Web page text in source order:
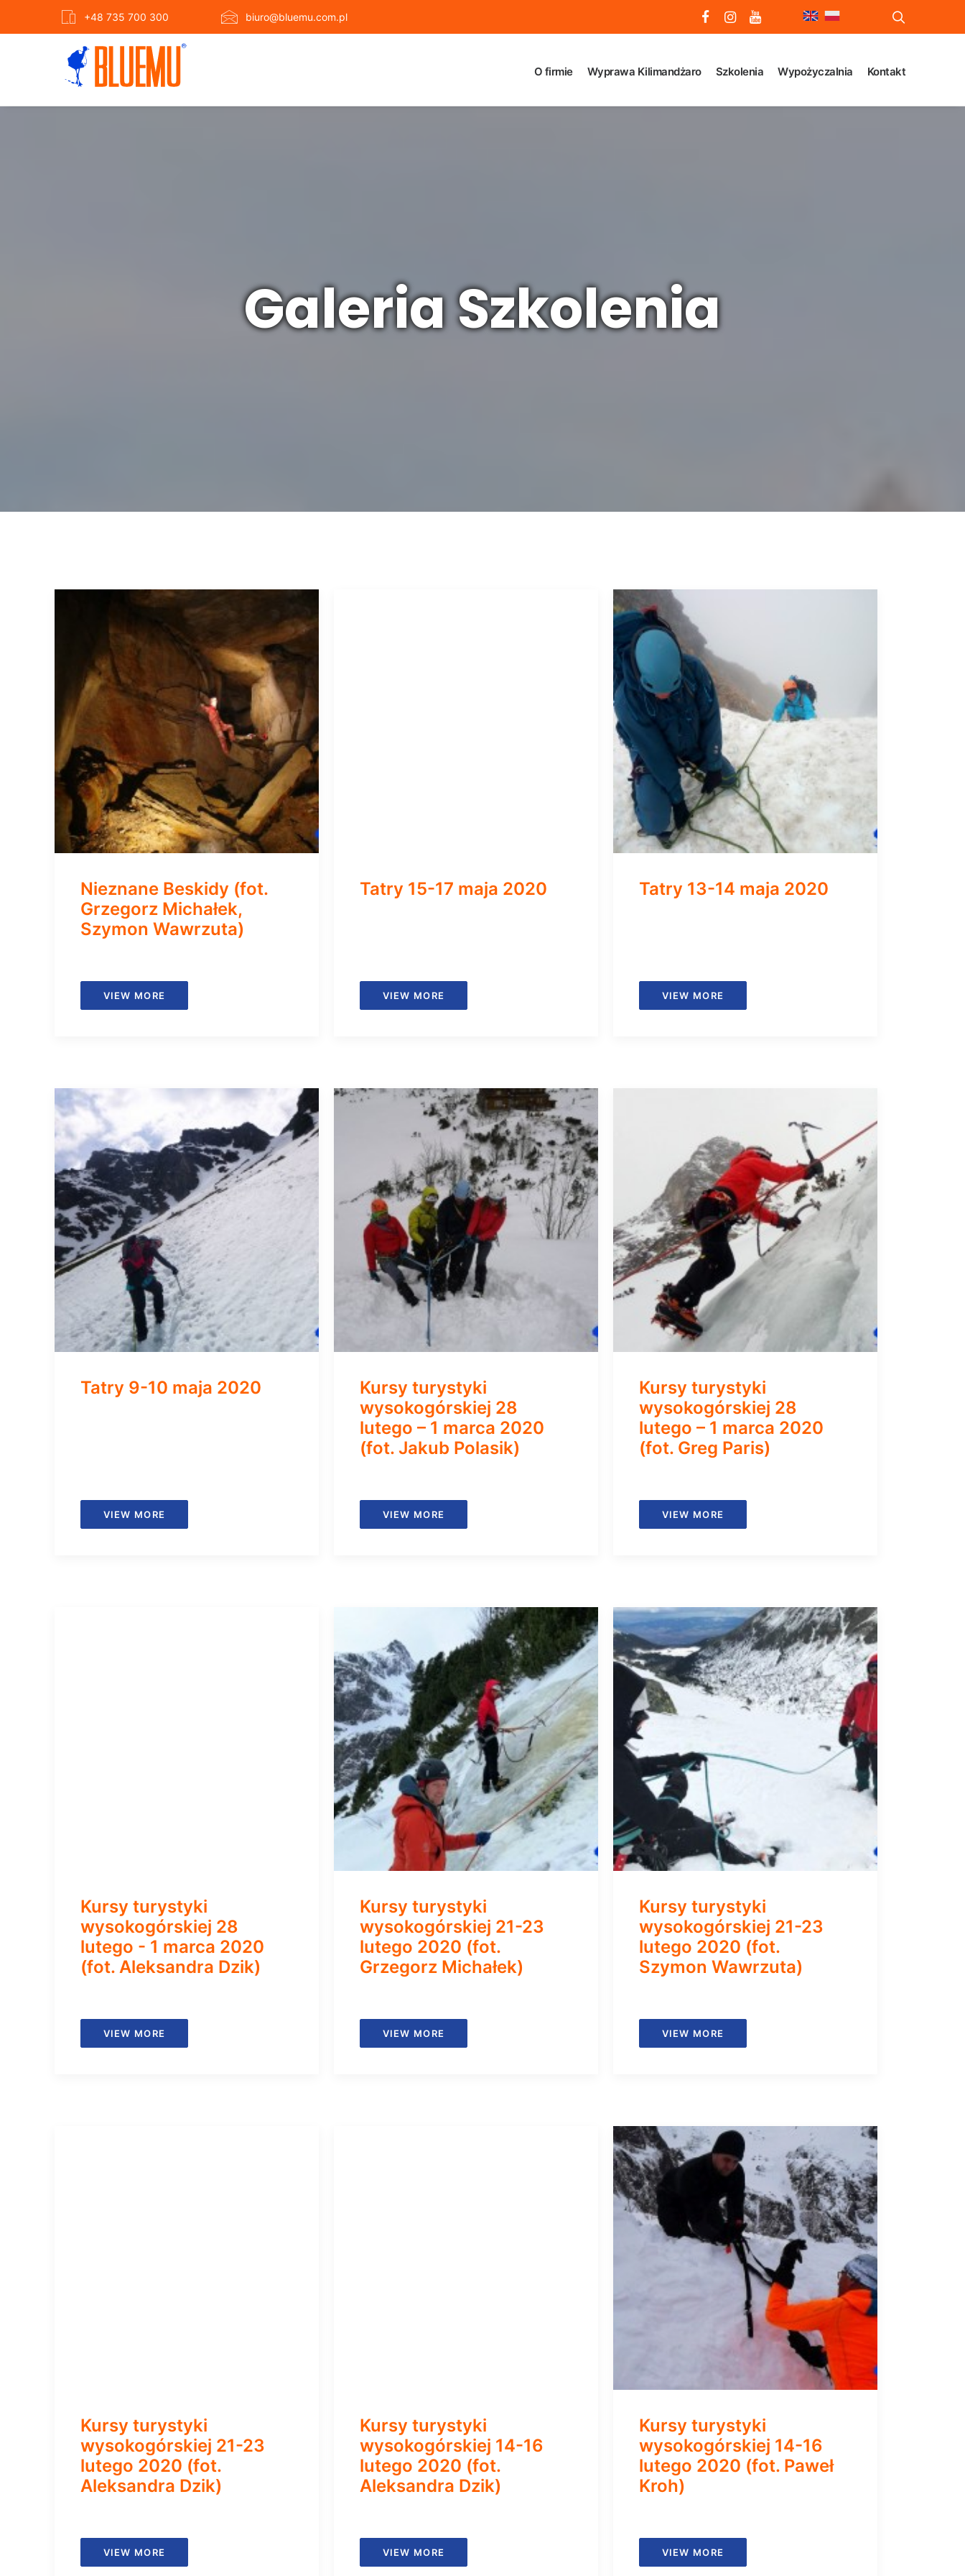
+48 735 700 300 biuro@bluemu.com.pl
O firmie Wyprawa Kilimandżaro Szkolenia Wypożyczalnia Kontakt
Galeria Szkolenia
Nieznane Beskidy (fot.
Grzegorz Michałek,
Szymon Wawrzuta)
VIEW MORE
Tatry 15-17 maja 2020
VIEW MORE
Tatry 13-14 maja 2020
VIEW MORE
Tatry 9-10 maja 2020
VIEW MORE
Kursy turystyki
wysokogórskiej 28
lutego – 1 marca 2020
(fot. Jakub Polasik)
VIEW MORE
Kursy turystyki
wysokogórskiej 28
lutego – 1 marca 2020
(fot. Greg Paris)
VIEW MORE
Kursy turystyki
wysokogórskiej 28
lutego - 1 marca 2020
(fot. Aleksandra Dzik)
VIEW MORE
Kursy turystyki
wysokogórskiej 21-23
lutego 2020 (fot.
Grzegorz Michałek)
VIEW MORE
Kursy turystyki
wysokogórskiej 21-23
lutego 2020 (fot.
Szymon Wawrzuta)
VIEW MORE
Kursy turystyki
wysokogórskiej 21-23
lutego 2020 (fot.
Aleksandra Dzik)
VIEW MORE
Kursy turystyki
wysokogórskiej 14-16
lutego 2020 (fot.
Aleksandra Dzik)
VIEW MORE
Kursy turystyki
wysokogórskiej 14-16
lutego 2020 (fot. Paweł
Kroh)
VIEW MORE